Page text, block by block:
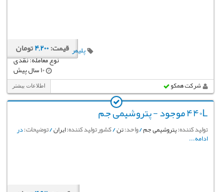
قیمت:4,200تومان پلیمر
نوع معامله: نقدی
شرکت همکو اطلاعات بیشتر
440L موجود - پتروشیمی جم
تولید کننده:پتروشیمی جم/واحد:تن/کشور تولید کننده:ایران/توضیحات:در
ادامه...